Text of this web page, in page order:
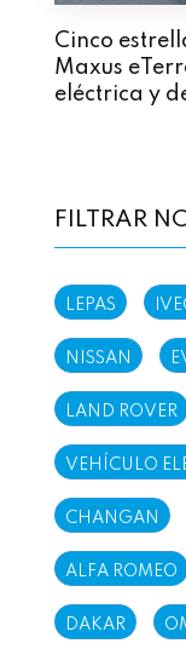
Cinco
Maxus
eléctrica y
FILTRAR
LEPAS
NISSAN
LAND ROVER
VEHÍCULO
CHANGAN
ALFA ROMEO
DAKAR